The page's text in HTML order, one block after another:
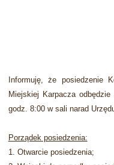
nformuję, że posiedzenie
Miejskiej Karpacza odbędzie
godz. 8:00 w sali narad
Porządek posiedzenia:
1. Otwarcie posiedzenia;